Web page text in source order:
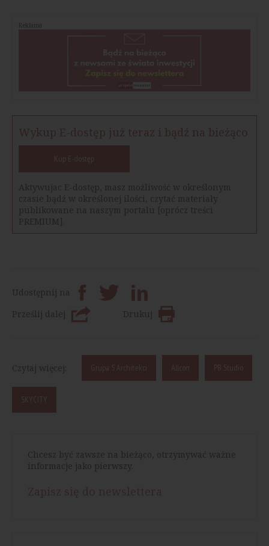
Reklama
Wykup E-dostęp już teraz i bądź na bieżąco
Kup E-dostęp
Aktywujac E-dostęp, masz możliwość w określonym
czasie bądź w określonej ilości, czytać materiały
publikowane na naszym portalu [oprócz treści
PREMIUM].
Udostępnij na
Prześlij dalej
Drukuj
Czytaj więcej: Grupa 5 Architekci Allcon PB Studio
SKYCITY
Chcesz być zawsze na bieżąco, otrzymywać ważne
informacje jako pierwszy.